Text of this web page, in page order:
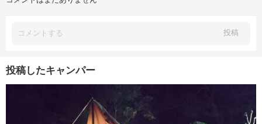
投稿
投稿したキャンパー